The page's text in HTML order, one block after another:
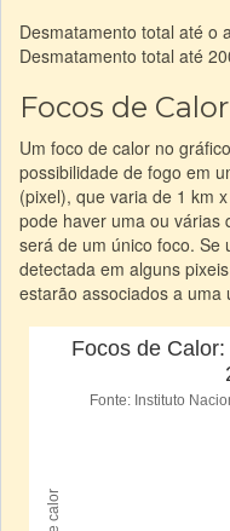
Desmatamento total até o
Desmatamento total até
Focos de Calor
Um foco de calor no
possibilidade de fogo em
(pixel), que varia de 1 km
pode haver uma ou várias
será de um único foco. Se
detectada em alguns
estarão associados a uma